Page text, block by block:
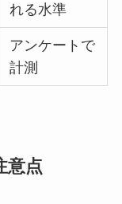
れる水準
アンケートで
計測
意点